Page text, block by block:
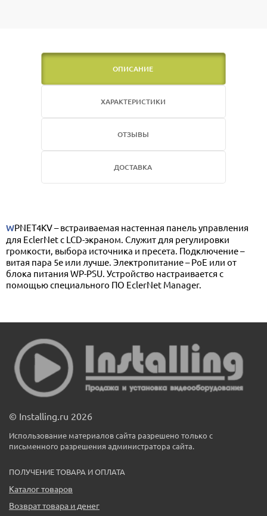
ОПИСАНИЕ
ХАРАКТЕРИСТИКИ
ОТЗЫВЫ
ДОСТАВКА
WPNET4KV – встраиваемая настенная панель управления
для EclerNet с LCD-экраном. Служит для регулировки
громкости, выбора источника и пресета. Подключение –
витая пара 5e или лучше. Электропитание – PoE или от
блока питания WP-PSU. Устройство настраивается с
помощью специального ПО EclerNet Manager.
© Installing.ru 2026
Использование материалов сайта разрешено только с
письменного разрешения администратора сайта.
ПОЛУЧЕНИЕ ТОВАРА И ОПЛАТА
Каталог товаров
Возврат товара и денег